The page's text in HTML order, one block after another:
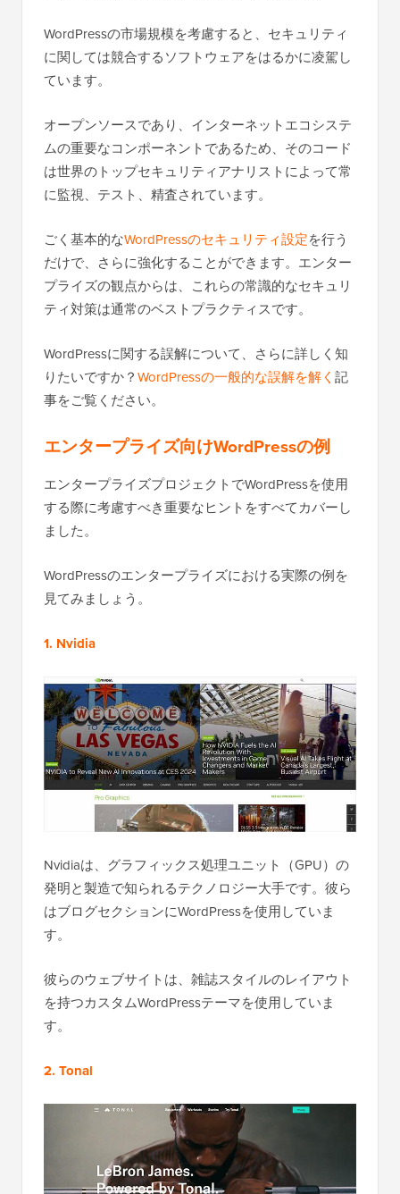
WordPressの市場規模を考慮すると、セキュリティ
に関しては競合するソフトウェアをはるかに凌駕し
ています。
オープンソースであり、インターネットエコシステ
ムの重要なコンポーネントであるため、そのコード
は世界のトップセキュリティアナリストによって常
に監視、テスト、精査されています。
ごく基本的なWordPressのセキュリティ設定を行う
だけで、さらに強化することができます。エンター
プライズの観点からは、これらの常識的なセキュリ
ティ対策は通常のベストプラクティスです。
WordPressに関する誤解について、さらに詳しく知
りたいですか？WordPressの一般的な誤解を解く 記
事をご覧ください。
エンタープライズ向けWordPressの例
エンタープライズプロジェクトでWordPressを使用
する際に考慮すべき重要なヒントをすべてカバーし
ました。
WordPressのエンタープライズにおける実際の例を
見てみましょう。
1. Nvidia
Nvidiaは、グラフィックス処理ユニット（GPU）の
発明と製造で知られるテクノロジー大手です。彼ら
はブログセクションにWordPressを使用していま
す。
彼らのウェブサイトは、雑誌スタイルのレイアウト
を持つカスタムWordPressテーマを使用していま
す。
2. Tonal